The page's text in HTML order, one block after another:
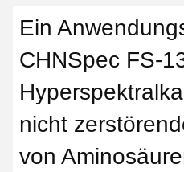
Ein
CHNSpec FS-
nicht
von